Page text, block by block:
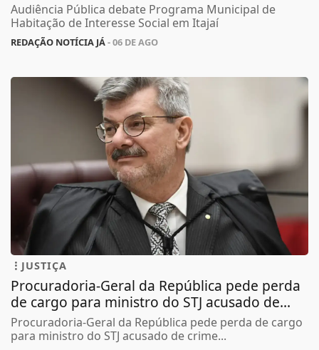
Audiência Pública debate Programa Municipal de
Habitação de Interesse Social em Itajaí
REDAÇÃO NOTÍCIA JÁ- 06 DE AGO
JUSTIÇA
Procuradoria-Geral da República pede perda
de cargo para ministro do STJ acusado de...
Procuradoria-Geral da República pede perda de cargo
para ministro do STJ acusado de crime...